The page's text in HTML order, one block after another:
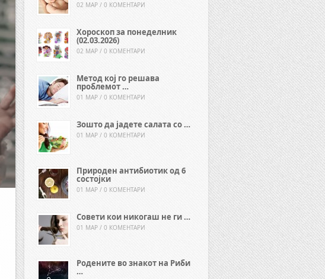
02 МАР / 0 КОМЕНТАРИ
Хороскоп за понеделник
(02.03.2026)
02 МАР / 0 КОМЕНТАРИ
Метод кој го решава
проблемот …
01 МАР / 0 КОМЕНТАРИ
Зошто да јадете салата со …
01 МАР / 0 КОМЕНТАРИ
Природен антибиотик од 6
состојки
01 МАР / 0 КОМЕНТАРИ
Совети кои никогаш не ги …
01 МАР / 0 КОМЕНТАРИ
Родените во знакот на Риби
…